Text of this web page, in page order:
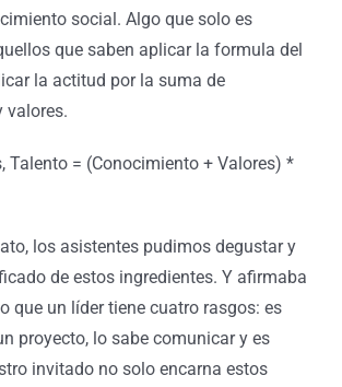
social. Algo que solo es
que saben aplicar la formula del
la actitud por la suma de
valores.
Talento = (Conocimiento + Valores) *
los asistentes pudimos degustar y
de estos ingredientes. Y afirmaba
que un líder tiene cuatro rasgos: es
proyecto, lo sabe comunicar y es
invitado no solo encarna estos